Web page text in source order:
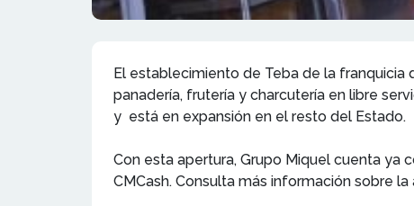
El establecimiento de Teba de la franquicia
panadería, frutería y charcutería en libre
y está en expansión en el resto del Estado.
Con esta apertura, Grupo Miquel cuenta ya
CMCash. Consulta más información sobre